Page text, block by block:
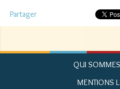
Partager
QUI
MENTIONS